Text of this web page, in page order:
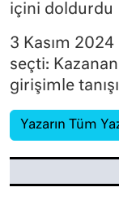
içini doldurdu
3 Kasım 2024
seçti:
girişimle
Yazarın Tüm